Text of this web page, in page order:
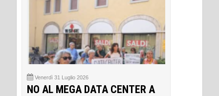
Venerdì 31 Luglio 2026
NO AL MEGA DATA CENTER A